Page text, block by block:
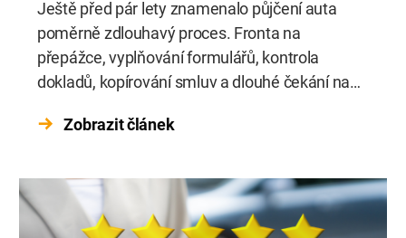
Ještě před pár lety znamenalo půjčení auta
poměrně zdlouhavý proces. Fronta na
přepážce, vyplňování formulářů, kontrola
dokladů, kopírování smluv a dlouhé čekání na
úplně jiný standard. V roce 2026 je klíčovým
zvyklí objednat jídlo během pár kliknutí, platit
telefonem a vyřídit bankovní služby […]
Zobrazit článek